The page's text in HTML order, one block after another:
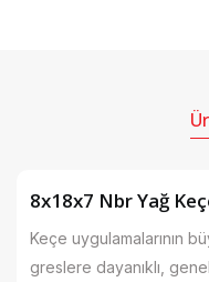
8x18x7 Nbr Yağ
Keçe uygulamalarının
greslere dayanıklı,